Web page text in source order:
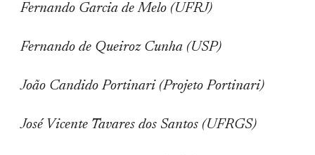
Fernando Garcia de Melo (UFRJ)
Fernando de Queiroz Cunha (USP)
João Candido Portinari (Projeto Portinari)
José Vicente Tavares dos Santos (UFRGS)